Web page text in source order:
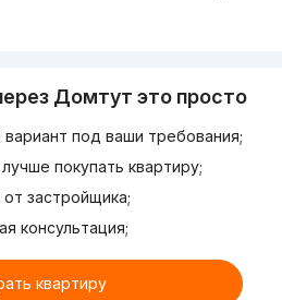
Домтут это просто
под ваши требования;
покупать квартиру;
застройщика;
консультация;
квартиру